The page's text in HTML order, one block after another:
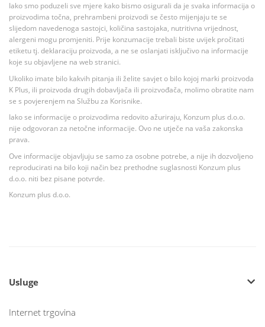
Iako smo poduzeli sve mjere kako bismo osigurali da je svaka informacija o
proizvodima točna, prehrambeni proizvodi se često mijenjaju te se
slijedom navedenoga sastojci, količina sastojaka, nutritivna vrijednost,
alergeni mogu promjeniti. Prije konzumacije trebali biste uvijek pročitati
etiketu tj. deklaraciju proizvoda, a ne se oslanjati isključivo na informacije
koje su objavljene na web stranici.
Ukoliko imate bilo kakvih pitanja ili želite savjet o bilo kojoj marki proizvoda
K Plus, ili proizvoda drugih dobavljača ili proizvođača, molimo obratite nam
se s povjerenjem na Službu za Korisnike.
Iako se informacije o proizvodima redovito ažuriraju, Konzum plus d.o.o.
nije odgovoran za netočne informacije. Ovo ne utječe na vaša zakonska
prava.
Ove informacije objavljuju se samo za osobne potrebe, a nije ih dozvoljeno
reproducirati na bilo koji način bez prethodne suglasnosti Konzum plus
d.o.o. niti bez pisane potvrde.
Konzum plus d.o.o.
Usluge
Internet trgovina